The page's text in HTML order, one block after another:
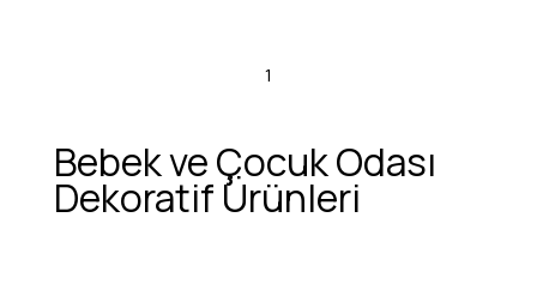
1
Bebek ve Çocuk Odası
Dekoratif Ürünleri